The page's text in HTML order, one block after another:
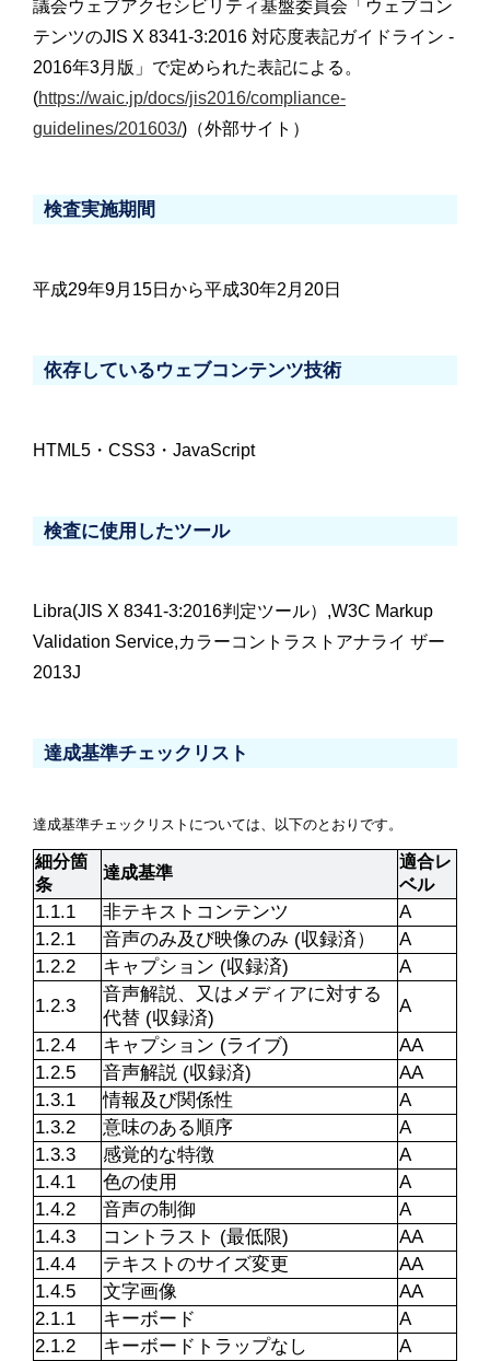
議会ウェブアクセシビリティ基盤委員会「ウェブコン
テンツのJIS X 8341-3:2016 対応度表記ガイドライン -
2016年3月版」で定められた表記による。
(https://waic.jp/docs/jis2016/compliance-
guidelines/201603/)（外部サイト）
検査実施期間
平成29年9月15日から平成30年2月20日
依存しているウェブコンテンツ技術
HTML5・CSS3・JavaScript
検査に使用したツール
Libra(JIS X 8341-3:2016判定ツール）,W3C Markup
Validation Service,カラーコントラストアナライ ザー
2013J
達成基準チェックリスト
達成基準チェックリストについては、以下のとおりです。
細分箇
条
達成基準
適合レ
ベル
1.1.1 非テキストコンテンツ
A
1.2.1
音声のみ及び映像のみ (収録済）
A
1.2.2
キャプション (収録済)
A
1.2.3
音声解説、又はメディアに対する
代替 (収録済)
A
1.2.4
キャプション (ライブ)
AA
1.2.5
音声解説 (収録済)
AA
1.3.1
情報及び関係性
A
1.3.2
意味のある順序
A
1.3.3
感覚的な特徴
A
1.4.1
色の使用
A
1.4.2
音声の制御
A
1.4.3
コントラスト (最低限)
AA
1.4.4
テキストのサイズ変更
AA
1.4.5
文字画像
AA
2.1.1
キーボード
A
2.1.2
キーボードトラップなし
A